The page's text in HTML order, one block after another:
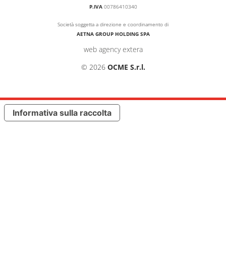
P.IVA00786410340
Società soggetta a direzione e coordinamento di
AETNA GROUP HOLDING SPA
web agency extera
© 2026 OCME S.r.l.
Informativa sulla raccolta